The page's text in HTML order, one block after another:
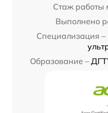
Стаж работы
Выполнено
Специализация –
Образование –